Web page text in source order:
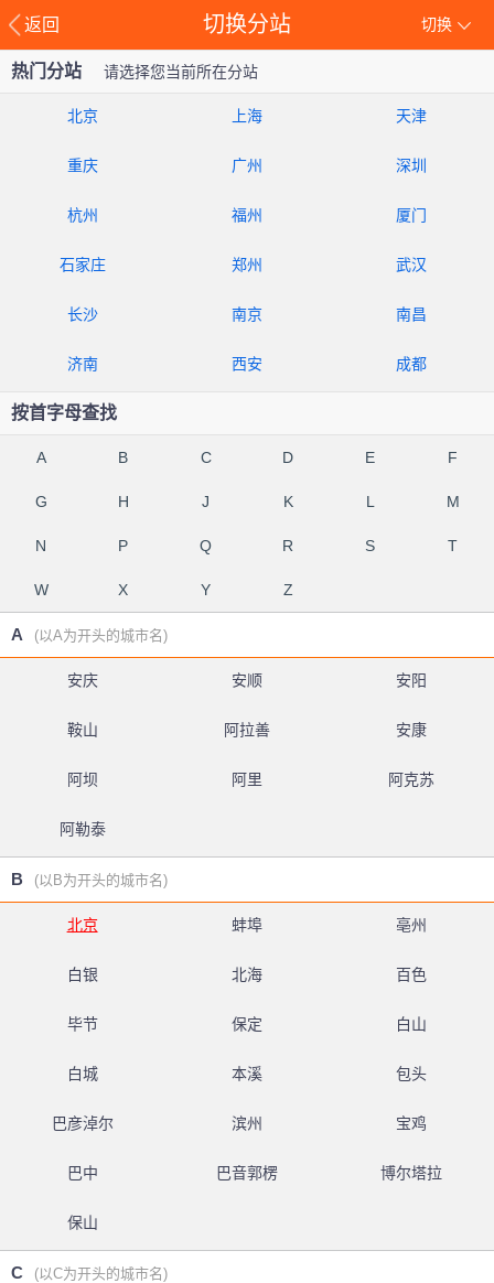
返回 切换
切换分站
热门分站 请选择您当前所在分站
北京 上海 天津
重庆 广州 深圳
杭州 福州 厦门
石家庄 郑州 武汉
长沙 南京 南昌
济南 西安 成都
按首字母查找
A B C D E F
G H J K L M
N P Q R S T
W X Y Z
A (以A为开头的城市名)
安庆 安顺 安阳
鞍山 阿拉善 安康
阿坝 阿里 阿克苏
阿勒泰
B (以B为开头的城市名)
北京 蚌埠 亳州
白银 北海 百色
毕节 保定 白山
白城 本溪 包头
巴彦淖尔 滨州 宝鸡
巴中 巴音郭楞 博尔塔拉
保山
C (以C为开头的城市名)